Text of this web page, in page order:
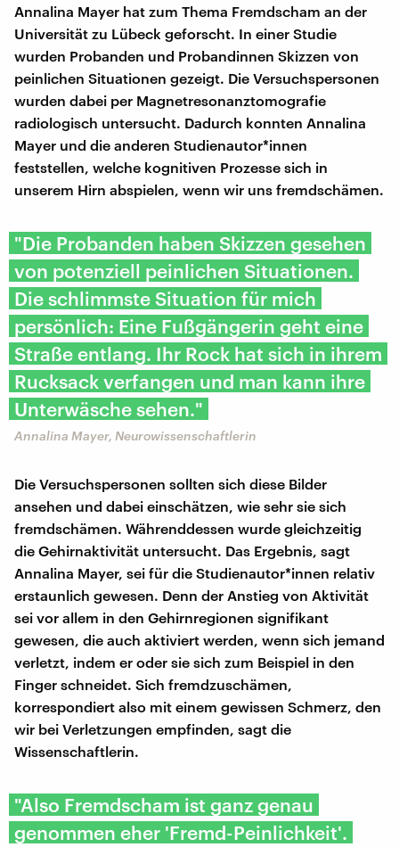
Annalina Mayer hat zum Thema Fremdscham an der
Universität zu Lübeck geforscht. In einer Studie
wurden Probanden und Probandinnen Skizzen von
peinlichen Situationen gezeigt. Die Versuchspersonen
wurden dabei per Magnetresonanztomografie
radiologisch untersucht. Dadurch konnten Annalina
Mayer und die anderen Studienautor*innen
feststellen, welche kognitiven Prozesse sich in
unserem Hirn abspielen, wenn wir uns fremdschämen.
"Die Probanden haben Skizzen gesehen
von potenziell peinlichen Situationen.
Die schlimmste Situation für mich
persönlich: Eine Fußgängerin geht eine
Straße entlang. Ihr Rock hat sich in ihrem
Rucksack verfangen und man kann ihre
Unterwäsche sehen."
Annalina Mayer, Neurowissenschaftlerin
Die Versuchspersonen sollten sich diese Bilder
ansehen und dabei einschätzen, wie sehr sie sich
fremdschämen. Währenddessen wurde gleichzeitig
die Gehirnaktivität untersucht. Das Ergebnis, sagt
Annalina Mayer, sei für die Studienautor*innen relativ
erstaunlich gewesen. Denn der Anstieg von Aktivität
sei vor allem in den Gehirnregionen signifikant
gewesen, die auch aktiviert werden, wenn sich jemand
verletzt, indem er oder sie sich zum Beispiel in den
Finger schneidet. Sich fremdzuschämen,
korrespondiert also mit einem gewissen Schmerz, den
wir bei Verletzungen empfinden, sagt die
Wissenschaftlerin.
"Also Fremdscham ist ganz genau
genommen eher 'Fremd-Peinlichkeit'.